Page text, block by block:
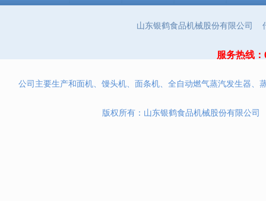
山东银鹤食品机械股份有限公司
服务热线：
公司主要生产和面机、馒头机、面条机、全自动燃气蒸汽发生器
版权所有：山东银鹤食品机械股份有限公